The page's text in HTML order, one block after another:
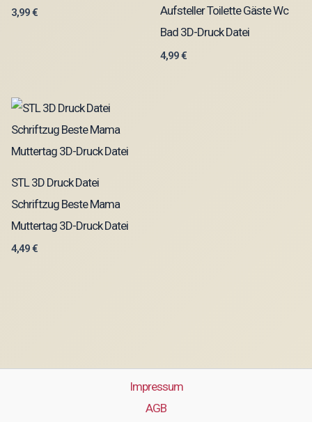
3,99€
Aufsteller Toilette Gäste Wc
Bad 3D-Druck Datei
4,99€
STL 3D Druck Datei
Schriftzug Beste Mama
Muttertag 3D-Druck Datei
4,49€
Impressum
AGB